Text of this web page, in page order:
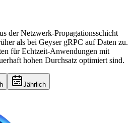
der Netzwerk-Propagationsschicht
als bei Geyser gRPC auf Daten zu.
für Echtzeit-Anwendungen mit
hohen Durchsatz optimiert sind.
Jährlich